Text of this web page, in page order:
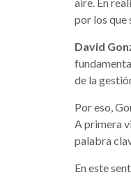
aire. En
por los que
David
de la
Por eso,
A primera
palabra
En este